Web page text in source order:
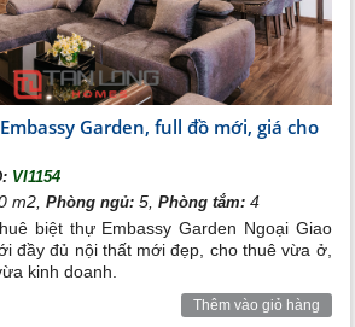
Garden- Không gian sống tiện
Garden, full đồ mới, giá cho
VI1154
m2,Phòng ngủ: 5,Phòng tắm: 4
biệt thự Embassy Garden Ngoại Giao
đầy đủ nội thất mới đẹp, cho thuê vừa ở,
kinh doanh.
Thêm vào giỏ hàng